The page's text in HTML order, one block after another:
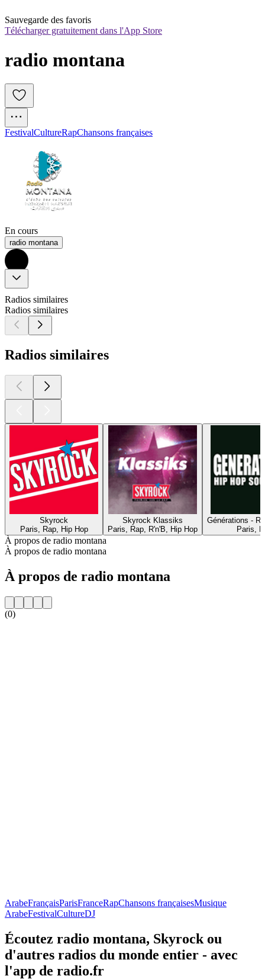
Sauvegarde des favoris
Télécharger gratuitement dans l'App Store
radio montana
FestivalCultureRapChansons françaises
En cours
radio montana
Radios similaires
Radios similaires
Radios similaires
Skyrock
Paris, Rap, Hip Hop
Skyrock Klassiks
Paris, Rap, R'n'B, Hip Hop
Générations -
Paris,
À propos de radio montana
À propos de radio montana
À propos de radio montana
(0)
ArabeFrançaisParisFranceRapChansons françaisesMusique
ArabeFestivalCultureDJ
Écoutez radio montana, Skyrock ou
d'autres radios du monde entier - avec
l'app de radio.fr